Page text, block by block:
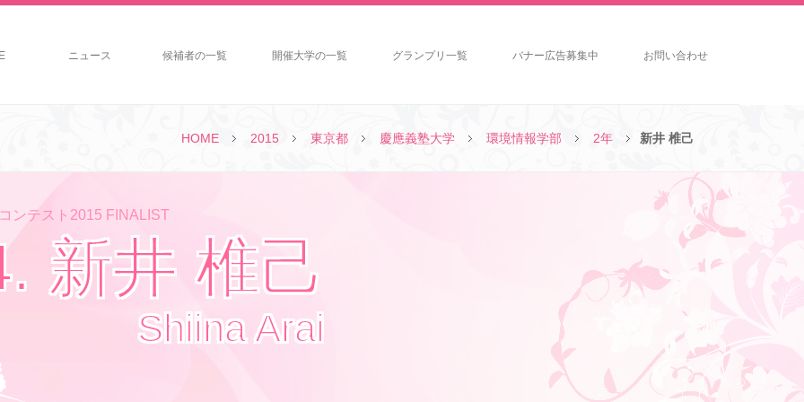
ニュース 候補者の一覧 開催大学の一覧 グランプリ一覧 バナー広告募集中 お問い合わせ
HOME 2015 東京都 慶應義塾大学 環境情報学部 2年 新井 椎己
ンテスト2015 FINALIST
新井 椎己
Shiina Arai